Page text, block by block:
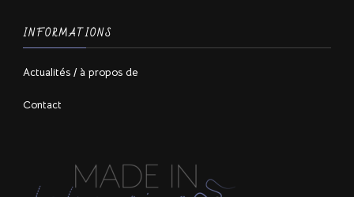
INFORMATIONS
Actualités / à propos de
Contact